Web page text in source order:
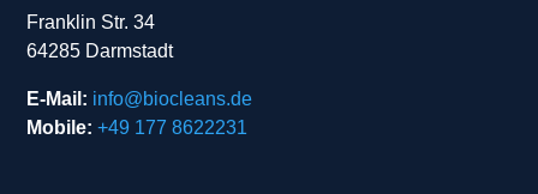
Franklin Str. 34
64285 Darmstadt
E-Mail: info@biocleans.de
Mobile: +49 177 8622231